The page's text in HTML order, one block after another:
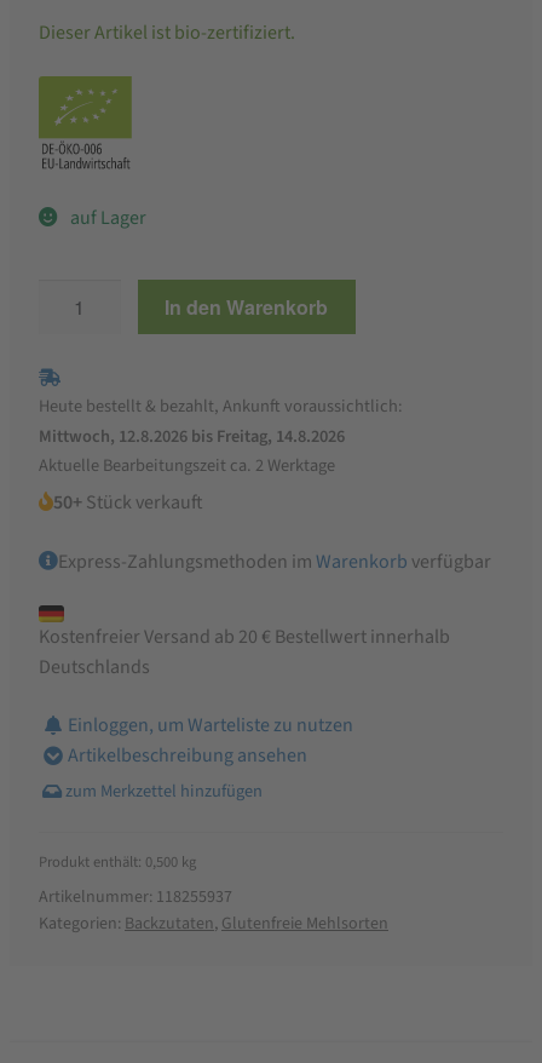
Dieser Artikel ist bio-zertifiziert.
auf Lager
Demeter
glutenfrei
500g
Menge
In den Warenkorb
Heute bestellt & bezahlt, Ankunft voraussichtlich:
Mittwoch, 12.8.2026 bis Freitag, 14.8.2026
Aktuelle Bearbeitungszeit ca. 2 Werktage
50+Stück verkauft
Express-Zahlungsmethoden imWarenkorb verfügbar
Kostenfreier Versand ab 20 € Bestellwert innerhalb
Deutschlands
Einloggen, um Warteliste zu nutzen
Artikelbeschreibung ansehen
Produkt enthält: 0,500 kg
Artikelnummer: 118255937
Kategorien: Backzutaten, Glutenfreie Mehlsorten